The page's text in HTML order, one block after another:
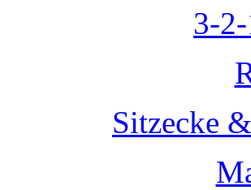
3-
Sitzecke